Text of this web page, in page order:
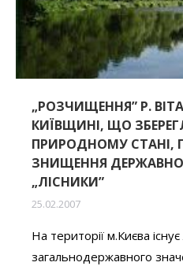
„РОЗЧИЩЕННЯ” Р.
КИЇВЩИНІ, ЩО
ПРИРОДНОМУ СТАНІ,
ЗНИЩЕННЯ
„ЛІСНИКИ”
25.02.2007
На території м.Києва
загальнодержавного